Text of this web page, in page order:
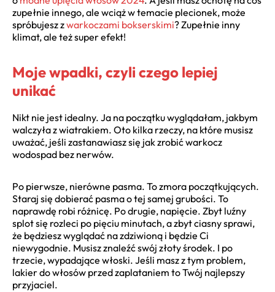
zupełnie innego, ale wciąż w temacie plecionek, może
spróbujesz zwarkoczami bokserskimi? Zupełnie inny
klimat, ale też super efekt!
Moje wpadki, czyli czego lepiej
unikać
Nikt nie jest idealny. Ja na początku wyglądałam, jakbym
walczyła z wiatrakiem. Oto kilka rzeczy, na które musisz
uważać, jeśli zastanawiasz się jak zrobić warkocz
wodospad bez nerwów.
Po pierwsze, nierówne pasma. To zmora początkujących.
Staraj się dobierać pasma o tej samej grubości. To
naprawdę robi różnicę. Po drugie, napięcie. Zbyt luźny
splot się rozleci po pięciu minutach, a zbyt ciasny sprawi,
że będziesz wyglądać na zdziwioną i będzie Ci
niewygodnie. Musisz znaleźć swój złoty środek. I po
trzecie, wypadające włoski. Jeśli masz z tym problem,
lakier do włosów przed zaplataniem to Twój najlepszy
przyjaciel.